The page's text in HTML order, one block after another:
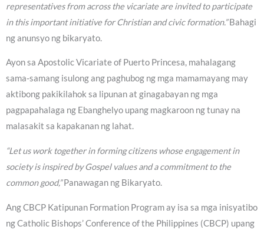
representatives from across the vicariate are invited to participate
in this important initiative for Christian and civic formation.”Bahagi
ng anunsyo ng bikaryato.
Ayon sa Apostolic Vicariate of Puerto Princesa, mahalagang
sama-samang isulong ang paghubog ng mga mamamayang may
aktibong pakikilahok sa lipunan at ginagabayan ng mga
pagpapahalaga ng Ebanghelyo upang magkaroon ng tunay na
malasakit sa kapakanan ng lahat.
“Let us work together in forming citizens whose engagement in
society is inspired by Gospel values and a commitment to the
common good,”Panawagan ng Bikaryato.
Ang CBCP Katipunan Formation Program ay isa sa mga inisyatibo
ng Catholic Bishops’ Conference of the Philippines (CBCP) upang